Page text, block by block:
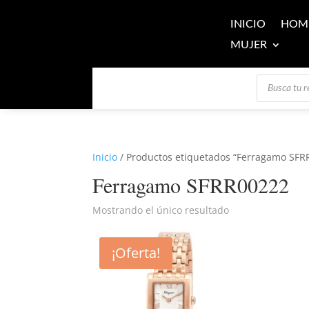
INICIO
MUJER
Búsqueda
productos
Inicio / Productos etiquetados “Ferragamo
Ferragamo SFRR00222
Mostrando el único resultado
¡Oferta!